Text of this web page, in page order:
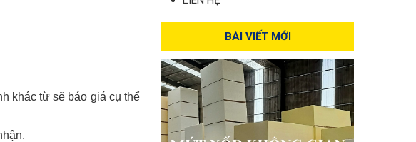
khác từ sẽ báo giá cụ thể
BÀI VIẾT MỚI